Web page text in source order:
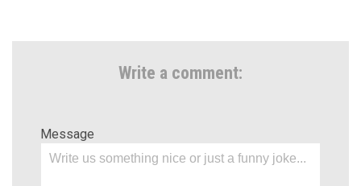
Write a comment:
Message